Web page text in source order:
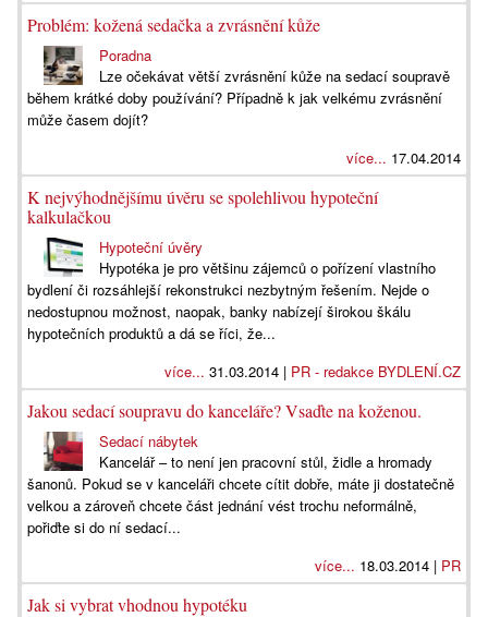
Problém: kožená sedačka a zvrásnění kůže
Poradna
Lze očekávat větší zvrásnění kůže na sedací soupravě
během krátké doby používání? Případně k jak velkému zvrásnění
může časem dojít?
více... 17.04.2014
K nejvýhodnějšímu úvěru se spolehlivou hypoteční
kalkulačkou
Hypoteční úvěry
Hypotéka je pro většinu zájemců o pořízení vlastního
bydlení či rozsáhlejší rekonstrukci nezbytným řešením. Nejde o
nedostupnou možnost, naopak, banky nabízejí širokou škálu
hypotečních produktů a dá se říci, že...
více... 31.03.2014 | PR - redakce BYDLENÍ.CZ
Jakou sedací soupravu do kanceláře? Vsaďte na koženou.
Sedací nábytek
Kancelář – to není jen pracovní stůl, židle a hromady
šanonů. Pokud se v kanceláři chcete cítit dobře, máte ji dostatečně
velkou a zároveň chcete část jednání vést trochu neformálně,
pořiďte si do ní sedací...
více... 18.03.2014 | PR
Jak si vybrat vhodnou hypotéku